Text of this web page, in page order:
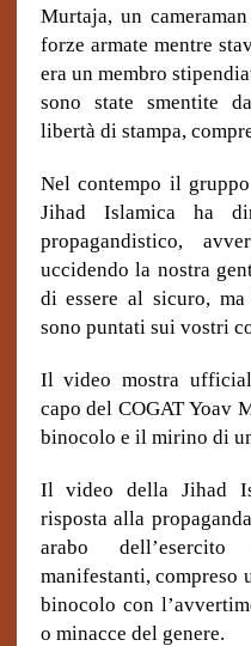
Murtaja, un
forze armate mentre
era un membro
sono state smentite
libertà di stampa,
Nel contempo il
Jihad Islamica ha
propagandistico,
uccidendo la nostra
di essere al sicuro,
sono puntati sui vostri
Il video mostra
capo del COGAT Yoav
binocolo e il mirino di
Il video della Jihad
risposta alla
arabo
manifestanti, compreso
binocolo con
o minacce del genere.